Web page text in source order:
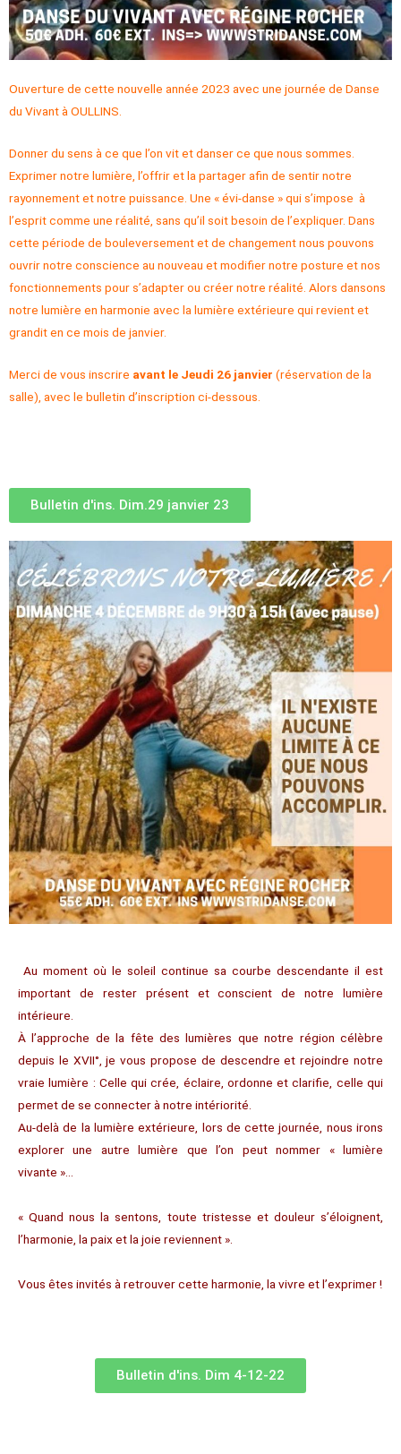
Ouverture de cette nouvelle année 2023 avec une journée de Danse
du Vivant à OULLINS.
Donner du sens à ce que l’on vit et danser ce que nous sommes.
Exprimer notre lumière, l’offrir et la partager afin de sentir notre
rayonnement et notre puissance. Une « évi-danse » qui s’impose à
l’esprit comme une réalité, sans qu’il soit besoin de l’expliquer. Dans
cette période de bouleversement et de changement nous pouvons
ouvrir notre conscience au nouveau et modifier notre posture et nos
fonctionnements pour s’adapter ou créer notre réalité. Alors dansons
notre lumière en harmonie avec la lumière extérieure qui revient et
grandit en ce mois de janvier.
Merci de vous inscrire avant le Jeudi 26 janvier (réservation de la
salle), avec le bulletin d’inscription ci-dessous.
Bulletin d'ins. Dim.29 janvier 23
Au moment où le soleil continue sa courbe descendante il est
important de rester présent et conscient de notre lumière
intérieure.
À l’approche de la fête des lumières que notre région célèbre
depuis le XVII°, je vous propose de descendre et rejoindre notre
vraie lumière : Celle qui crée, éclaire, ordonne et clarifie, celle qui
permet de se connecter à notre intériorité.
Au-delà de la lumière extérieure, lors de cette journée, nous irons
explorer une autre lumière que l’on peut nommer « lumière
vivante »…
« Quand nous la sentons, toute tristesse et douleur s’éloignent,
l’harmonie, la paix et la joie reviennent ».
Vous êtes invités à retrouver cette harmonie, la vivre et l’exprimer !
Bulletin d'ins. Dim 4-12-22